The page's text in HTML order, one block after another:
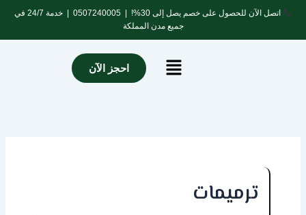
تخطي
المحتوى
اتصل الآن للحصول على خصم يصل إلى 30%! | 0507240005
| خدمة 24/7 في
جميع مدن المملكة
Menu احجز الآن
ترميمات